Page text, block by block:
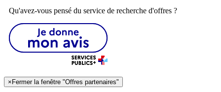
Qu'avez-vous pensé du service de recherche d'offres ?
× Fermer la fenêtre "Offres partenaires"